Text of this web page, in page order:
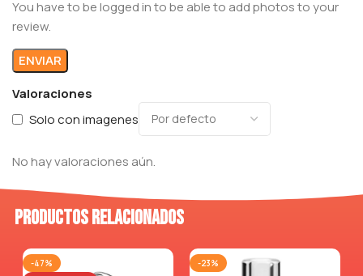
Valoraciones
Solo con imagenes
No hay valoraciones aún.
You have to be logged in to be able to add photos to your
review.
Productos relacionados
-47% -23%